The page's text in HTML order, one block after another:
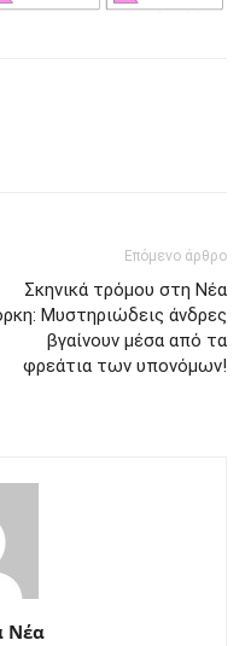
Επόμενο άρθρο
Σκηνικά τρόμου στη Νέα
Μυστηριώδεις άνδρες
βγαίνουν μέσα από τα
φρεάτια των υπονόμων!
Νέα